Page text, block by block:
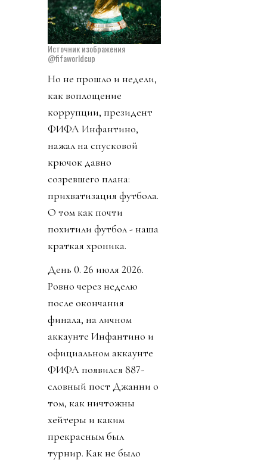
Источник изображения
@fifaworldcup
Но не прошло и недели,
как воплощение
коррупции, президент
ФИФА Инфантино,
нажал на спусковой
крючок давно
созревшего плана:
прихватизация футбола.
О том как почти
похитили футбол - наша
краткая хроника.
День 0. 26 июля 2026.
Ровно через неделю
после окончания
финала, на личном
аккаунте Инфантино и
официальном аккаунте
ФИФА появился 887-
словный пост Джанни о
том, как ничтожны
хейтеры и каким
прекрасным был
турнир. Как не было